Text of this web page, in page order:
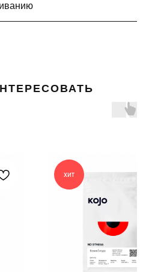
хит
КОНТАКТЫ